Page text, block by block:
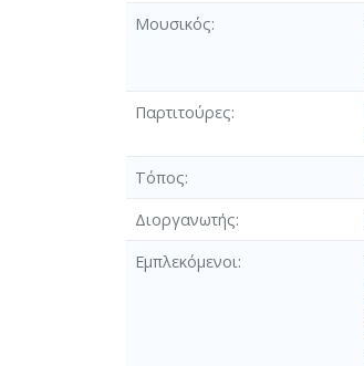
Μουσικός
Παρτιτούρες
Τόπος
Διοργανωτής
Εμπλεκόμενοι